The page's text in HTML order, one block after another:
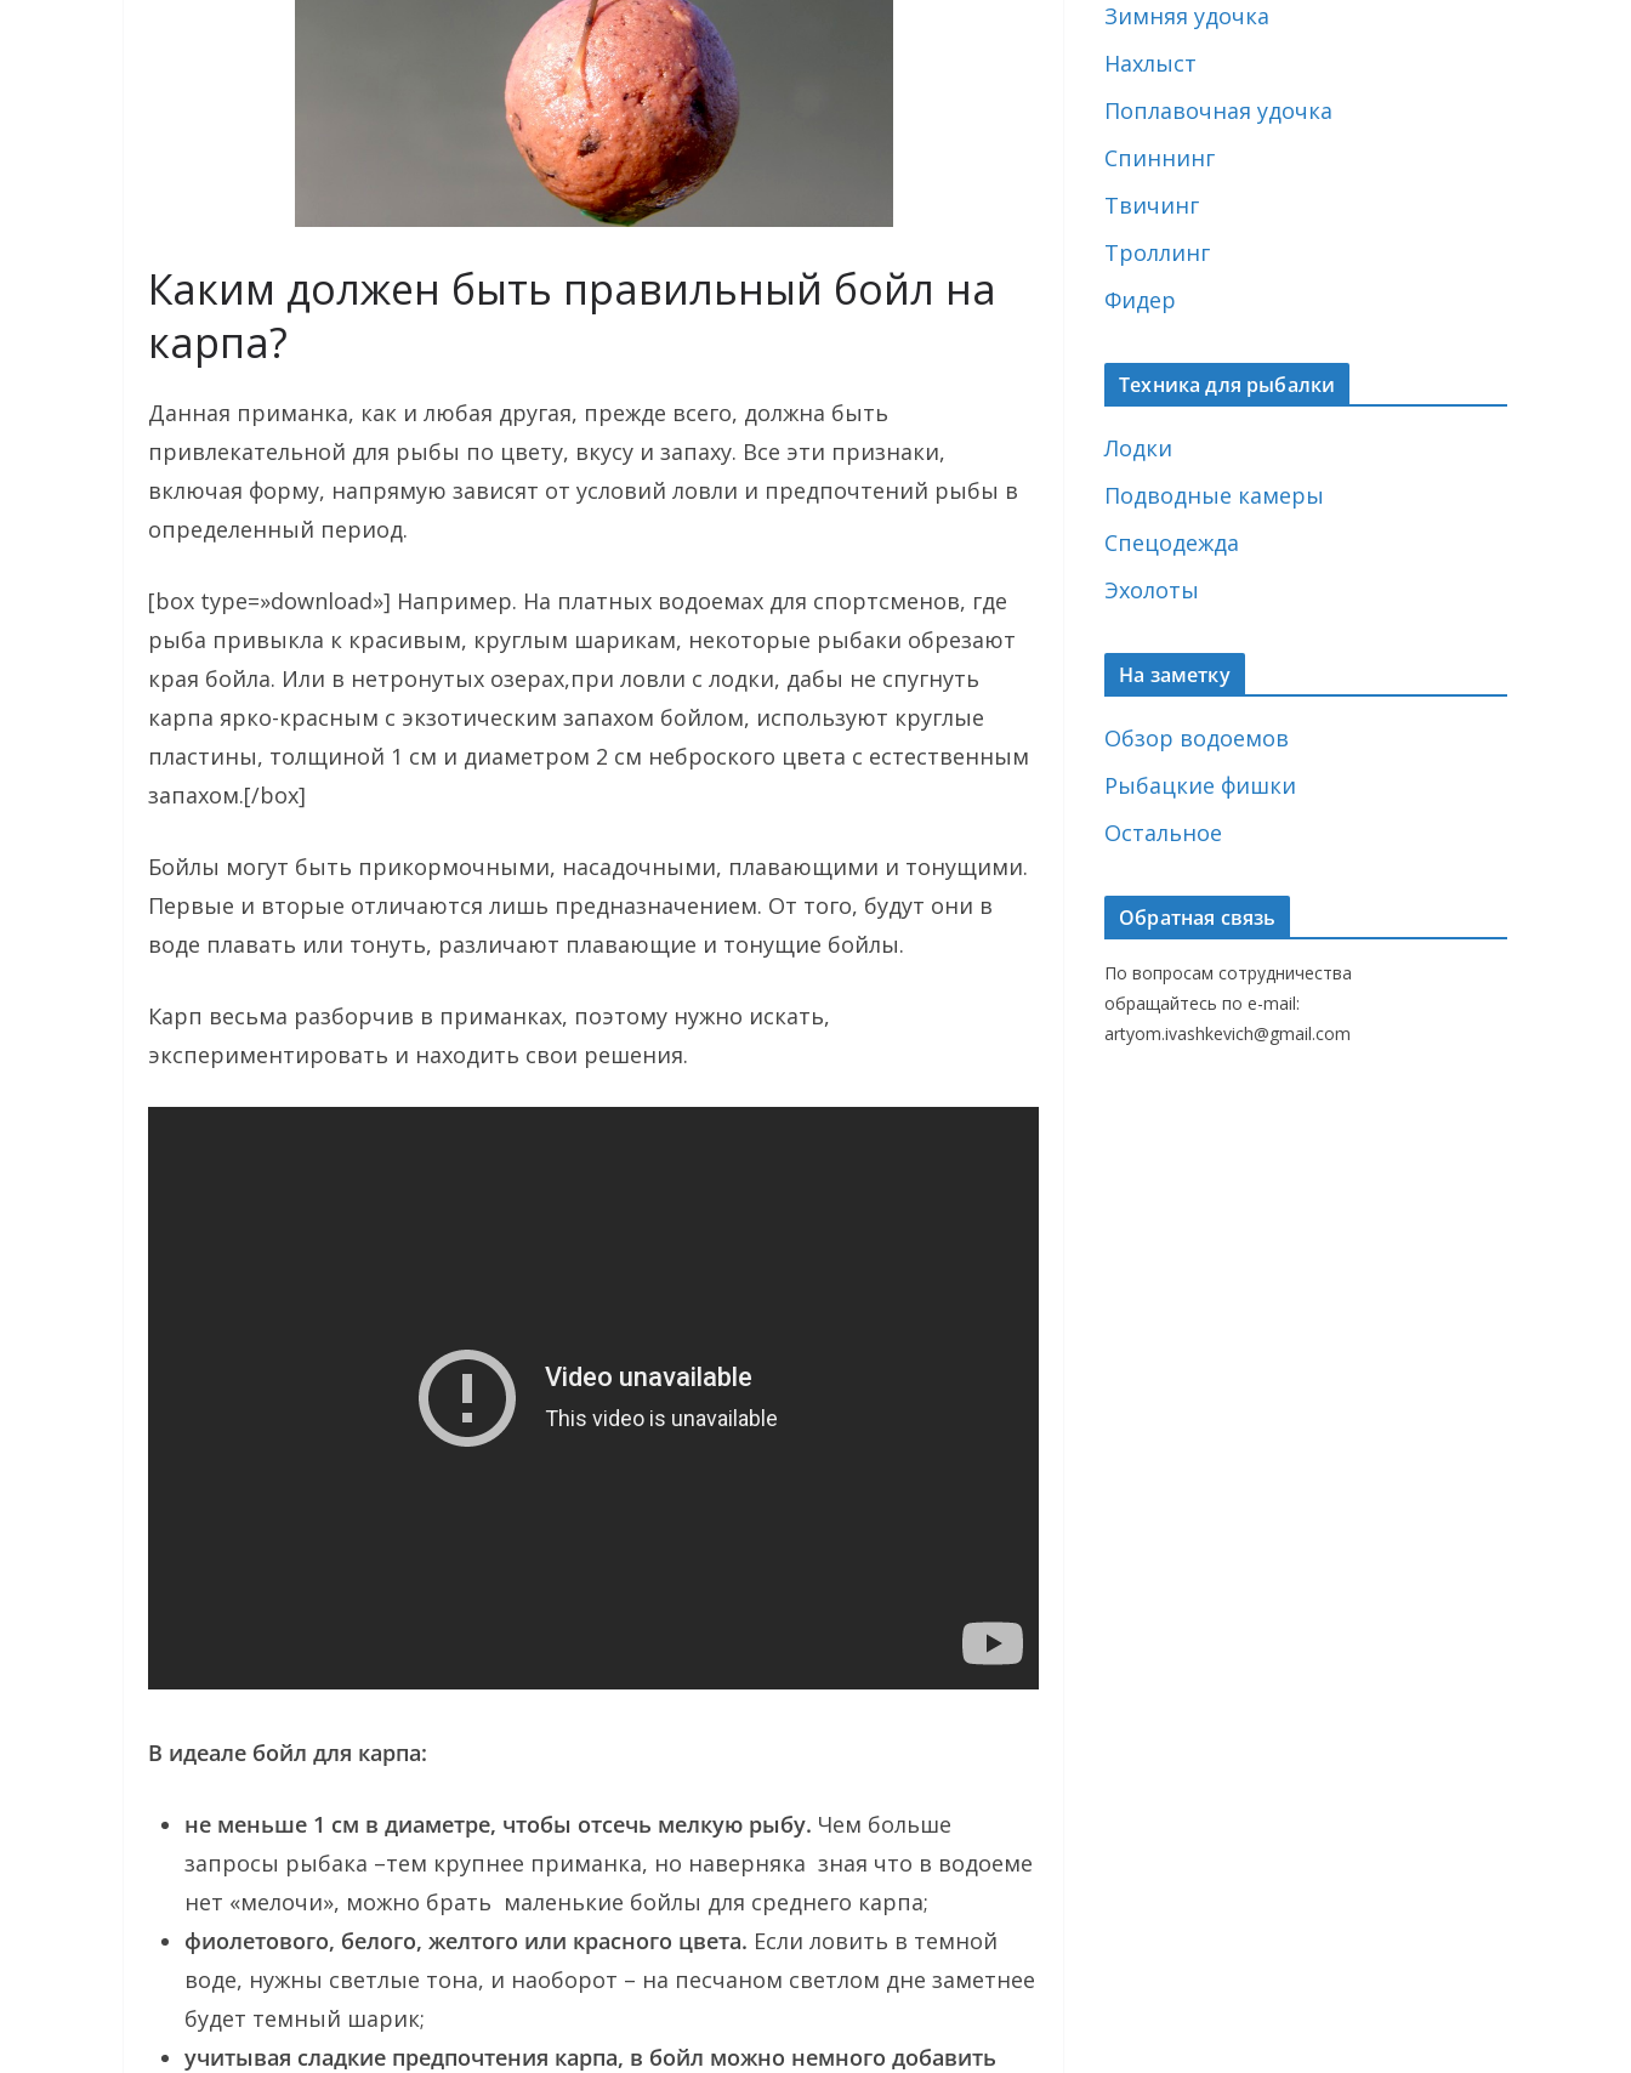
Каким должен быть правильный бойл на
карпа?
Данная приманка, как и любая другая, прежде всего, должна быть
привлекательной для рыбы по цвету, вкусу и запаху. Все эти признаки,
включая форму, напрямую зависят от условий ловли и предпочтений рыбы в
определенный период.
[box type=»download»] Например. На платных водоемах для спортсменов, где
рыба привыкла к красивым, круглым шарикам, некоторые рыбаки обрезают
края бойла. Или в нетронутых озерах,при ловли с лодки, дабы не спугнуть
карпа ярко-красным с экзотическим запахом бойлом, используют круглые
пластины, толщиной 1 см и диаметром 2 см неброского цвета с естественным
запахом.[/box]
Бойлы могут быть прикормочными, насадочными, плавающими и тонущими.
Первые и вторые отличаются лишь предназначением. От того, будут они в
воде плавать или тонуть, различают плавающие и тонущие бойлы.
Карп весьма разборчив в приманках, поэтому нужно искать,
экспериментировать и находить свои решения.
В идеале бойл для карпа:
не меньше 1 см в диаметре, чтобы отсечь мелкую рыбу. Чем больше
запросы рыбака –тем крупнее приманка, но наверняка зная что в водоеме
нет «мелочи», можно брать маленькие бойлы для среднего карпа;
фиолетового, белого, желтого или красного цвета. Если ловить в темной
воде, нужны светлые тона, и наоборот – на песчаном светлом дне заметнее
будет темный шарик;
учитывая сладкие предпочтения карпа, в бойл можно немного добавить
Зимняя удочка
Нахлыст
Поплавочная удочка
Спиннинг
Твичинг
Троллинг
Фидер
Техника для рыбалки
Лодки
Подводные камеры
Спецодежда
Эхолоты
На заметку
Обзор водоемов
Рыбацкие фишки
Остальное
Обратная связь
По вопросам сотрудничества
обращайтесь по e-mail:
artyom.ivashkevich@gmail.com